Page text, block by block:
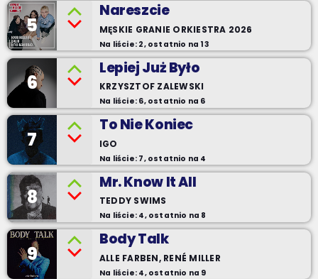
5
Nareszcie
MĘSKIE GRANIE ORKIESTRA 2026
Na liście: 2, ostatnio na 13
6
Lepiej Już Było
KRZYSZTOF ZALEWSKI
Na liście: 6, ostatnio na 6
7
To Nie Koniec
IGO
Na liście: 7, ostatnio na 4
8
Mr. Know It All
TEDDY SWIMS
Na liście: 4, ostatnio na 8
9
Body Talk
ALLE FARBEN, RENÉ MILLER
Na liście: 4, ostatnio na 9